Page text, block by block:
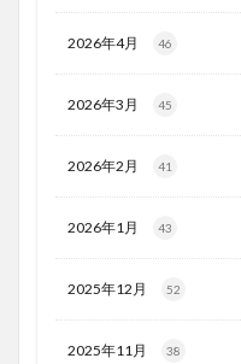
2026年4月 46
2026年3月 45
2026年2月 41
2026年1月 43
2025年12月 52
2025年11月 38